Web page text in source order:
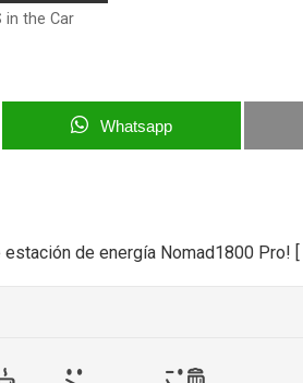
in the Car
Whatsapp
de energía Nomad1800 Pro! [